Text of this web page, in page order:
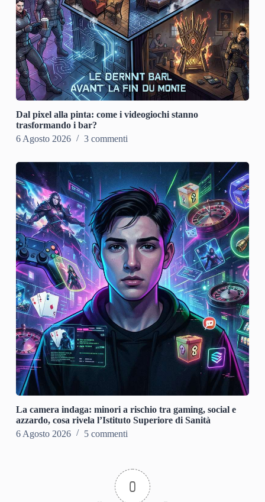
Dal pixel alla pinta: come i videogiochi stanno
trasformando i bar?
6 Agosto 2026
3 commenti
La camera indaga: minori a rischio tra gaming, social e
azzardo, cosa rivela l’Istituto Superiore di Sanità
6 Agosto 2026
5 commenti
0